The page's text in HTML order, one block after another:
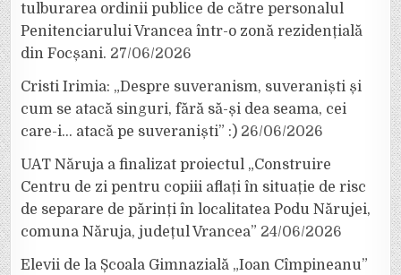
tulburarea ordinii publice de către personalul
Penitenciarului Vrancea într-o zonă rezidențială
din Focșani. 27/06/2026
Cristi Irimia: „Despre suveranism, suveraniști și
cum se atacă singuri, fără să-și dea seama, cei
care-i… atacă pe suveraniști” :) 26/06/2026
UAT Năruja a finalizat proiectul „Construire
Centru de zi pentru copiii aflați în situație de risc
de separare de părinți în localitatea Podu Nărujei,
comuna Năruja, județul Vrancea” 24/06/2026
Elevii de la Școala Gimnazială „Ioan Cîmpineanu”